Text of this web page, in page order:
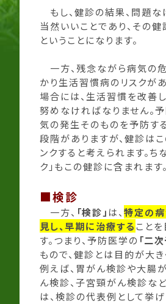
もし、健診の結果、問題
当然いいことであり、その
ということになります。
一方、残念ながら病気の
かり生活習慣病のリスクが
場合には、生活習慣を改善
努めなければなりません。
気の発生そのものを予防する
段階がありますが、健診は
ンクすると考えられます。ち
ク」もこの健診に含まれます。
■検診
一方、 「検診」 は、 特定の
見し、早期に治療する こと
す。つまり、予防医学の 「二
もので、健診とは目的が大き
例えば、胃がん検診や大腸
ん検診、子宮頸がん検診な
は、検診の代表例として挙げ